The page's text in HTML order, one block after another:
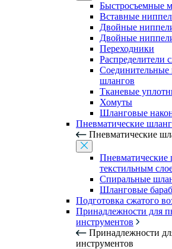
Быстросъемные
Вставные
Двойные
Двойные
Переходники
Распределители
шлангов
Тканевые
Хомуты
Шланговые
Пневматические
Пневматические
Пневматические
текстильным
Спиральные
Шланговые
Подготовка сжатого
Принадлежности для
инструментов
Принадлежности
инструментов